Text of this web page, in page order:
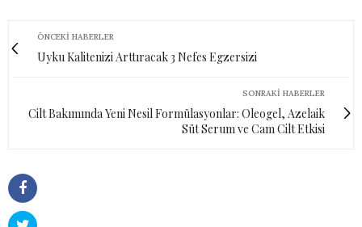
ÖNCEKI HABERLER
Uyku Kalitenizi Arttıracak 3 Nefes Egzersizi
SONRAKI HABERLER
Cilt Bakımında Yeni Nesil Formülasyonlar: Oleogel, Azelaik
Süt Serum ve Cam Cilt Etkisi